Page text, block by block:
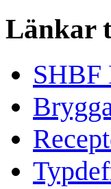
Länkar
SHBF